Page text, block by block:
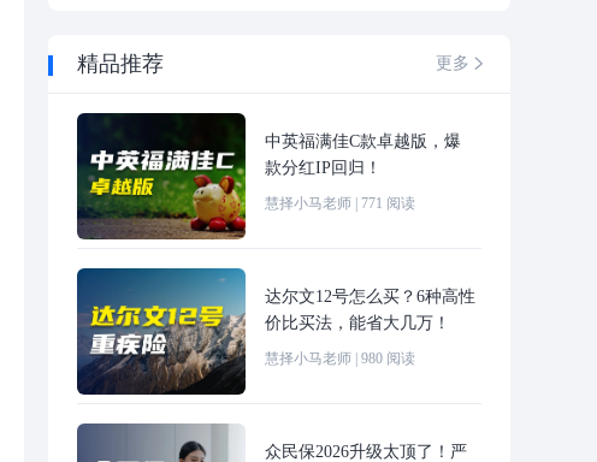
精品推荐 更多 
中英福满佳C款卓越版，爆
款分红IP回归！
慧择小马老师 771 阅读
达尔文12号怎么买？6种高性
价比买法，能省大几万！
慧择小马老师 980 阅读
众民保2026升级太顶了！严